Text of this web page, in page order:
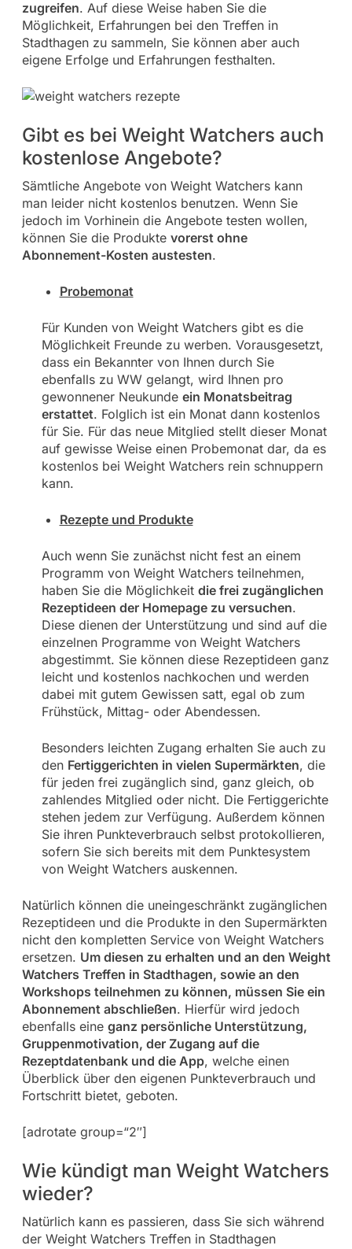
zugreifen. Auf diese Weise haben Sie die
Möglichkeit, Erfahrungen bei den Treffen in
Stadthagen zu sammeln, Sie können aber auch
eigene Erfolge und Erfahrungen festhalten.
Gibt es bei Weight Watchers auch
kostenlose Angebote?
Sämtliche Angebote von Weight Watchers kann
man leider nicht kostenlos benutzen. Wenn Sie
jedoch im Vorhinein die Angebote testen wollen,
können Sie die Produkte vorerst ohne
Abonnement-Kosten austesten.
Probemonat
Für Kunden von Weight Watchers gibt es die
Möglichkeit Freunde zu werben. Vorausgesetzt,
dass ein Bekannter von Ihnen durch Sie
ebenfalls zu WW gelangt, wird Ihnen pro
gewonnener Neukunde ein Monatsbeitrag
erstattet. Folglich ist ein Monat dann kostenlos
für Sie. Für das neue Mitglied stellt dieser Monat
auf gewisse Weise einen Probemonat dar, da es
kostenlos bei Weight Watchers rein schnuppern
kann.
Rezepte und Produkte
Auch wenn Sie zunächst nicht fest an einem
Programm von Weight Watchers teilnehmen,
haben Sie die Möglichkeit die frei zugänglichen
Rezeptideen der Homepage zu versuchen.
Diese dienen der Unterstützung und sind auf die
einzelnen Programme von Weight Watchers
abgestimmt. Sie können diese Rezeptideen ganz
leicht und kostenlos nachkochen und werden
dabei mit gutem Gewissen satt, egal ob zum
Frühstück, Mittag- oder Abendessen.
Besonders leichten Zugang erhalten Sie auch zu
den Fertiggerichten in vielen Supermärkten, die
für jeden frei zugänglich sind, ganz gleich, ob
zahlendes Mitglied oder nicht. Die Fertiggerichte
stehen jedem zur Verfügung. Außerdem können
Sie ihren Punkteverbrauch selbst protokollieren,
sofern Sie sich bereits mit dem Punktesystem
von Weight Watchers auskennen.
Natürlich können die uneingeschränkt zugänglichen
Rezeptideen und die Produkte in den Supermärkten
nicht den kompletten Service von Weight Watchers
ersetzen. Um diesen zu erhalten und an den Weight
Watchers Treffen in Stadthagen, sowie an den
Workshops teilnehmen zu können, müssen Sie ein
Abonnement abschließen. Hierfür wird jedoch
ebenfalls eine ganz persönliche Unterstützung,
Gruppenmotivation, der Zugang auf die
Rezeptdatenbank und die App, welche einen
Überblick über den eigenen Punkteverbrauch und
Fortschritt bietet, geboten.
[adrotate group=“2″]
Wie kündigt man Weight Watchers
wieder?
Natürlich kann es passieren, dass Sie sich während
der Weight Watchers Treffen in Stadthagen